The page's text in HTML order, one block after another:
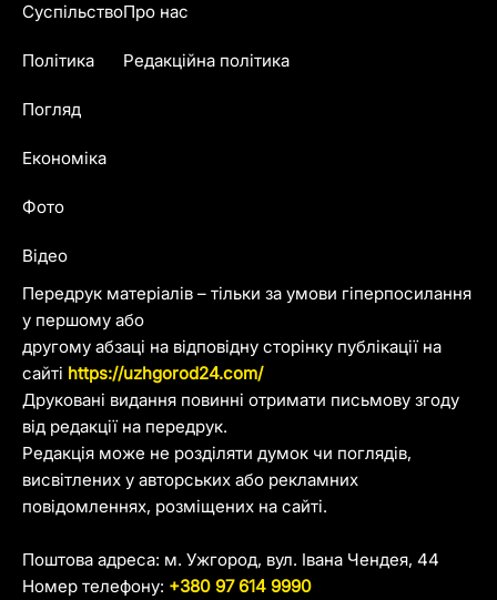
Передрук матеріалів – тільки за умови гіперпосилання
у першому або
другому абзаці на відповідну сторінку публікації на
сайті https://uzhgorod24.com/
Друковані видання повинні отримати письмову згоду
від редакції на передрук.
Редакція може не розділяти думок чи поглядів,
висвітлених у авторських або рекламних
повідомленнях, розміщених на сайті.
Поштова адреса: м. Ужгород, вул. Івана Чендея, 44
Номер телефону: +380 97 614 9990
Суспільство
Політика
Погляд
Економіка
Фото
Відео
Про нас
Редакційна політика